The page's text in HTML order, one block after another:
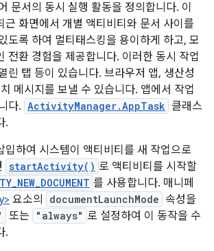
문서의 동시 실행 활동을 정의합니다. 이
근 화면에서 개별 액티비티와 문서 사이를
도록 하여 멀티태스킹을 용이하게 하고, 모
전환 경험을 제공합니다. 이러한 동시 작업
린 탭 등이 있습니다. 브라우저 앱, 생산성
메시지를 보낼 수 있습니다. 앱에서 작업
다. ActivityManager.AppTask 클래스
.
입하여 시스템이 액티비티를 새 작업으로
startActivity() 로 액티비티를 시작할
를 사용합니다. 매니페
요소의 documentLaunchMode 속성을
또는 "always" 로 설정하여 이 동작을 수
.